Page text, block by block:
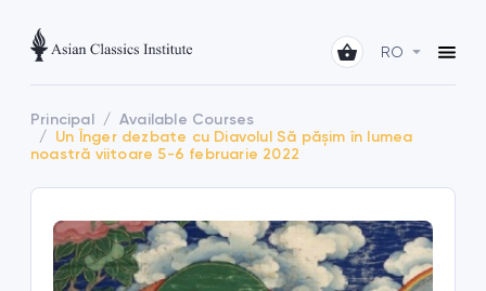
RO
Principal
Available Courses
Un Înger dezbate cu Diavolul Să pășim în lumea
noastră viitoare 5-6 februarie 2022